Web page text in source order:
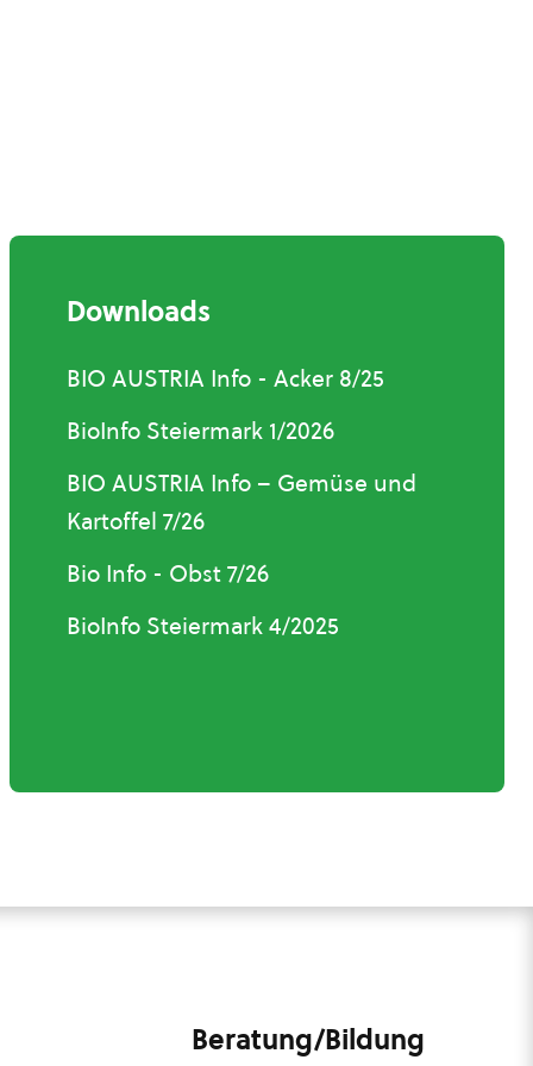
Downloads
BIO AUSTRIA Info - Acker 8/25
BioInfo Steiermark 1/2026
BIO AUSTRIA Info – Gemüse und
Kartoffel 7/26
Bio Info - Obst 7/26
BioInfo Steiermark 4/2025
Beratung/Bildung